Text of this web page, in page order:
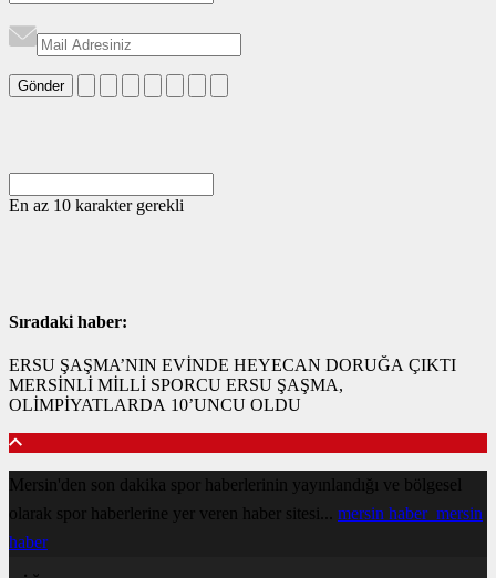
Gönder
En az 10 karakter gerekli
Sıradaki haber:
ERSU ŞAŞMA’NIN EVİNDE HEYECAN DORUĞA ÇIKTI
MERSİNLİ MİLLİ SPORCU ERSU ŞAŞMA,
OLİMPİYATLARDA 10’UNCU OLDU
Mersin'den son dakika spor haberlerinin yayınlandığı ve bölgesel
olarak spor haberlerine yer veren haber sitesi... mersin haber mersin
haber